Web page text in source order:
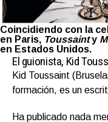
Coincidiendo con la
en Paris, Toussainty
en Estados Unidos.
El guionista, Kid
Kid Toussaint
formación, es un
Ha publicado nada